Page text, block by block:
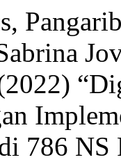
786 NS